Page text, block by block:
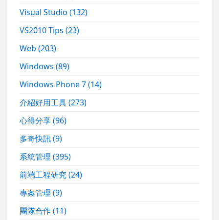
Visual Studio(132)
VS2010 Tips(23)
Web(203)
Windows(89)
Windows Phone 7(14)
介紹好用工具(273)
心得分享(96)
多奇快訊(9)
系統管理(395)
前端工程研究(24)
專案管理(9)
團隊合作(11)